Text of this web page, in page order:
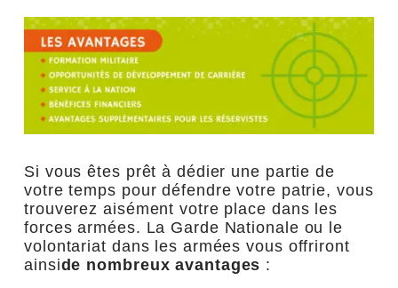
Si vous êtes prêt à dédier une partie de
votre temps pour défendre votre patrie, vous
trouverez aisément votre place dans les
forces armées. La Garde Nationale ou le
volontariat dans les armées vous offriront
ainside nombreux avantages :